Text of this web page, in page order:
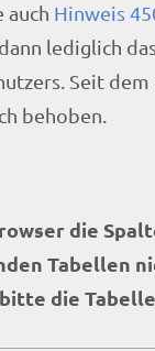
auch Hinweis
lediglich
Seit dem
behoben.
die
Tabellen
die